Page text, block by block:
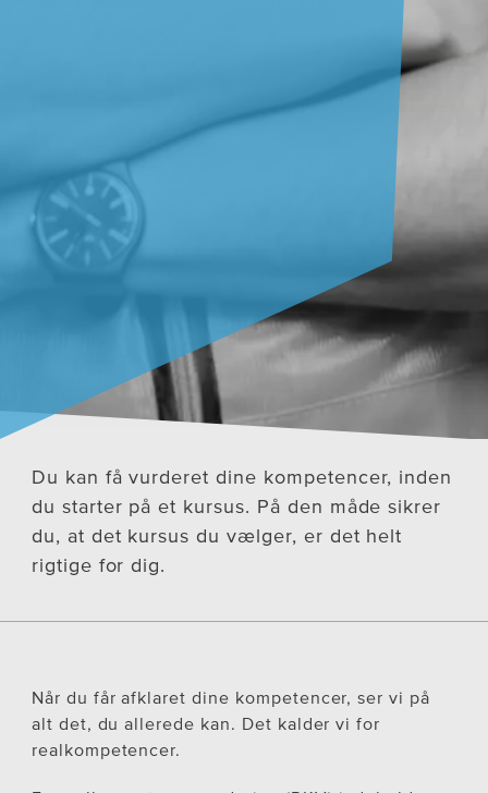
Du kan få vurderet dine kompetencer, inden
du starter på et kursus. På den måde sikrer
du, at det kursus du vælger, er det helt
rigtige for dig.
Når du får afklaret dine kompetencer, ser vi på
alt det, du allerede kan. Det kalder vi for
realkompetencer.